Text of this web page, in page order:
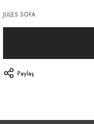
JULES SOFA
Paylaş